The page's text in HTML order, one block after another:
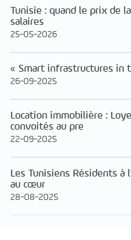
Tunisie : quand le prix de
salaires
25-05-2026
« Smart infrastructures in
26-09-2025
Location immobilière :
convoités au pre
22-09-2025
Les Tunisiens Résidents à
au cœur
28-08-2025